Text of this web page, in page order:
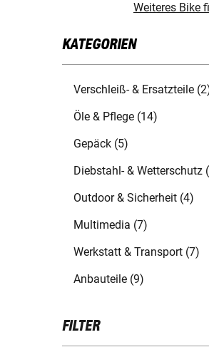
Weiteres Bike
KATEGORIEN
Verschleiß- & Ersatzteile
Öle & Pflege (14)
Gepäck (5)
Diebstahl- & Wetterschutz
Outdoor & Sicherheit (4)
Multimedia (7)
Werkstatt & Transport (7)
Anbauteile (9)
FILTER